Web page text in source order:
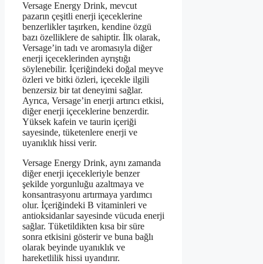
Versage Energy Drink, mevcut
pazarın çeşitli enerji içeceklerine
benzerlikler taşırken, kendine özgü
bazı özelliklere de sahiptir. İlk olarak,
Versage’in tadı ve aromasıyla diğer
enerji içeceklerinden ayrıştığı
söylenebilir. İçeriğindeki doğal meyve
özleri ve bitki özleri, içecekle ilgili
benzersiz bir tat deneyimi sağlar.
Ayrıca, Versage’in enerji artırıcı etkisi,
diğer enerji içeceklerine benzerdir.
Yüksek kafein ve taurin içeriği
sayesinde, tüketenlere enerji ve
uyanıklık hissi verir.
Versage Energy Drink, aynı zamanda
diğer enerji içecekleriyle benzer
şekilde yorgunluğu azaltmaya ve
konsantrasyonu artırmaya yardımcı
olur. İçeriğindeki B vitaminleri ve
antioksidanlar sayesinde vücuda enerji
sağlar. Tüketildikten kısa bir süre
sonra etkisini gösterir ve buna bağlı
olarak beyinde uyanıklık ve
hareketlilik hissi uyandırır.